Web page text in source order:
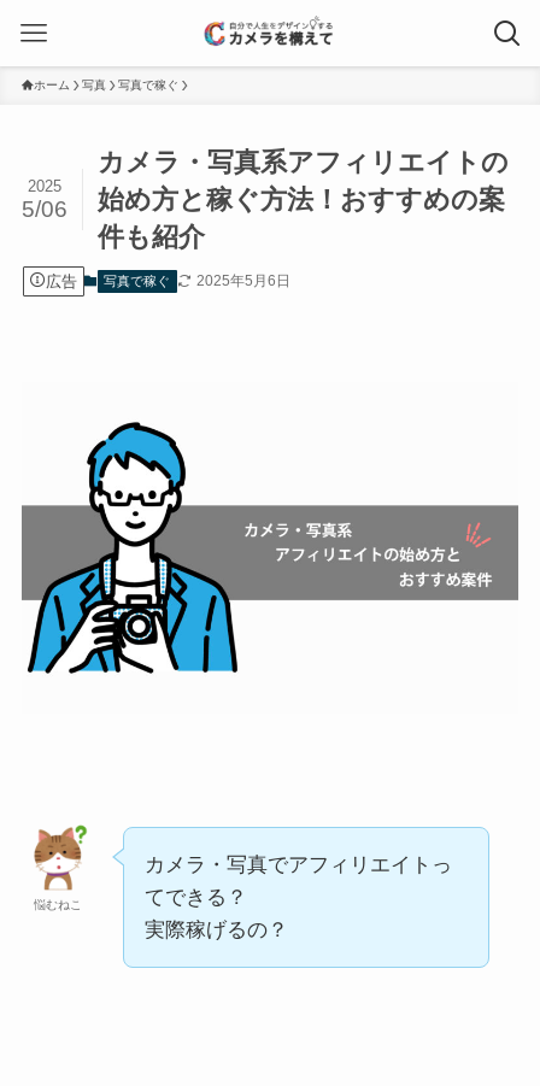
ホーム 写真 写真で稼ぐ
カメラ・写真系アフィリエイトの
始め方と稼ぐ方法！おすすめの案
件も紹介
2025
5/06
広告 写真で稼ぐ 2025年5月6日
悩むねこ
カメラ・写真でアフィリエイトっ
てできる？
実際稼げるの？